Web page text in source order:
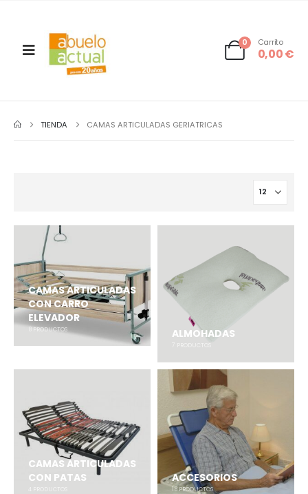
0 Carrito
0,00€
TIENDA CAMAS ARTICULADAS GERIATRICAS
CAMAS ARTICULADAS
CON CARRO
ELEVADOR
8PRODUCTOS ALMOHADAS
PRODUCTOS
CAMAS ARTICULADAS
CON PATAS
ACCESORIOS
18PRODUCTOS